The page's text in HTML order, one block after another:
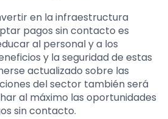
en la infraestructura
pagos sin contacto es
al personal y a los
y la seguridad de estas
actualizado sobre las
del sector también será
al máximo las oportunidades
sin contacto.